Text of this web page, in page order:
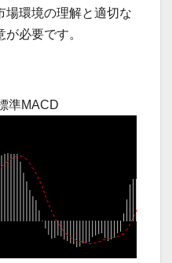
場環境の理解と適切な
必要です。
準MACD